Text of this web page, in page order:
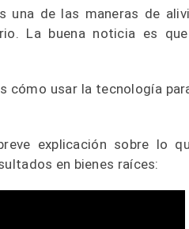
una de las maneras de
La buena noticia es
cómo usar la tecnología
explicación sobre lo
en bienes raíces: